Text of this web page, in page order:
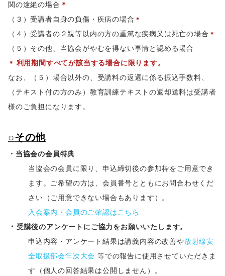
関の途絶の場合 ＊
（３）受講者自身の負傷・疾病の場合 ＊
（４）受講者の２親等以内の方の重篤な疾病又は死亡の場合 ＊
（５）その他、当協会がやむを得ない事情と認める場合
＊ 利用期間すべてが該当する場合に限ります。
なお、（５）場合以外の、受講料の返還に係る振込手数料、
（テキスト付の方のみ）教育訓練テキストの返却送料は受講者
様のご負担になります。
○その他
・当協会の会員特典
当協会の会員に限り、申込締切後の参加枠をご用意でき
ます。ご希望の方は、会員番号とともにお問合わせくだ
さい（ご用意できない場合もあります）。
入会案内・会員のご確認はこちら
・ 受講後のアンケートにご協力をお願いいたします。
申込内容・アンケート結果は講義内容の改善や放射線安
全取扱部会年次大会 等での報告に使用させていただきま
す（個人の回答結果は公開しません）。